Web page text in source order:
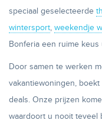
speciaal geselecteerde
wintersport, weekendje
Bonferia een ruime
Door samen te werken
vakantiewoningen,
deals. Onze prijzen
waardoort u nooit teveel